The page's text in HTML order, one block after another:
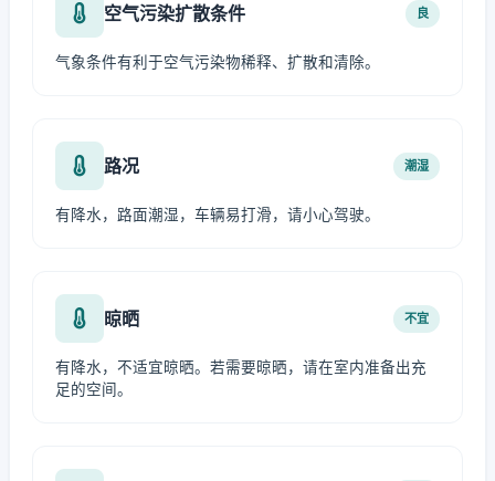
空气污染扩散条件 良
气象条件有利于空气污染物稀释、扩散和清除。
路况 潮湿
有降水，路面潮湿，车辆易打滑，请小心驾驶。
晾晒 不宜
有降水，不适宜晾晒。若需要晾晒，请在室内准备出充
足的空间。